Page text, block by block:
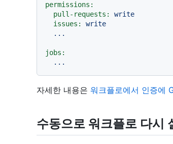
permissions:
pull-requests:
write
issues:
write
...
jobs:
...
자세한 내용은 워크플로에서 인증에
수동으로 워크플로 다시